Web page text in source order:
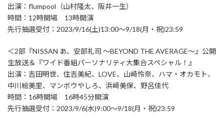
出演：flumpool（山村隆太、阪井一生）
時間：12時開場 13時開演
先行抽選受付：2023/9/16(土)13:00～9/18(月・祝)23:59
＜2部『NISSAN あ、安部礼司 ～BEYOND THE AVERAGE～』公開
生放送＆『ワイド番組パーソナリティ大集合スペシャル！』
出演：吉田明世、住吉美紀、LOVE、山崎怜奈、ハマ・オカモト、
中川絵美里、マンボウやしろ、浜崎美保、野呂佳代
時間：16時開場 16時45分開演
先行抽選受付：2023/9/6(水)9:00～9/18(月・祝)23:59